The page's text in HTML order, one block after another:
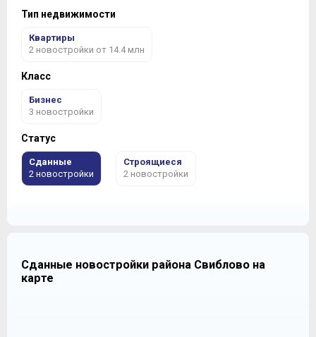
Тип недвижимости
Квартиры
2 новостройки от 14.4 млн
Класс
Бизнес
3 новостройки
Статус
Сданные
2 новостройки
Строящиеся
2 новостройки
Сданные новостройки района Свиблово на
карте